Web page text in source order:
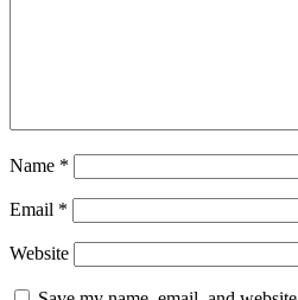
Name *
Email *
Website